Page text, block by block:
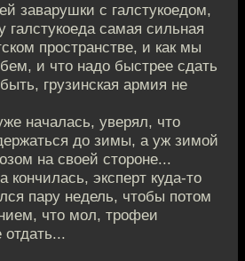
заварушки с галстукоедом,
галстукоеда самая сильная
пространстве, и как мы
и что надо быстрее сдать
грузинская армия не
началась, уверял, что
до зимы, а уж зимой
на своей стороне...
кончилась, эксперт куда-то
пару недель, чтобы потом
что мол, трофеи